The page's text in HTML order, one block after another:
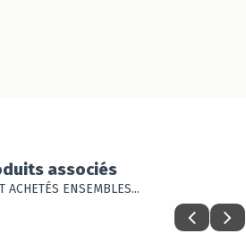
associés
ACHETÉS ENSEMBLES...